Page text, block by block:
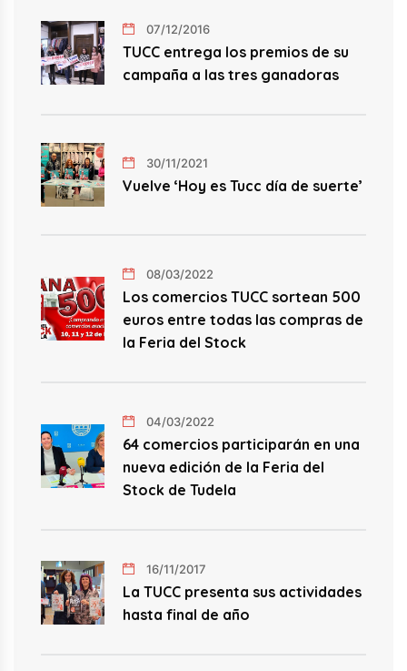
07/12/2016
TUCC entrega los premios de su
campaña a las tres ganadoras
30/11/2021
Vuelve ‘Hoy es Tucc día de suerte’
08/03/2022
Los comercios TUCC sortean 500
euros entre todas las compras de
la Feria del Stock
04/03/2022
64 comercios participarán en una
nueva edición de la Feria del
Stock de Tudela
16/11/2017
La TUCC presenta sus actividades
hasta final de año